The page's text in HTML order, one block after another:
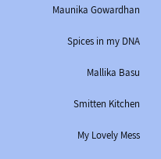
Maunika Gowardhan
Spices in my DNA
Mallika Basu
Smitten Kitchen
My Lovely Mess